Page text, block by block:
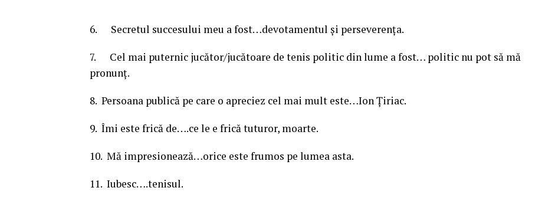
6. Secretul succesului meu a fost…devotamentul şi perseverenţa.
7. Cel mai puternic jucător/jucătoare de tenis politic din lume a fost… politic nu pot să mă
pronunţ.
8. Persoana publică pe care o apreciez cel mai mult este…Ion Ţiriac.
9. Îmi este frică de….ce le e frică tuturor, moarte.
10. Mă impresionează…orice este frumos pe lumea asta.
11. Iubesc….tenisul.